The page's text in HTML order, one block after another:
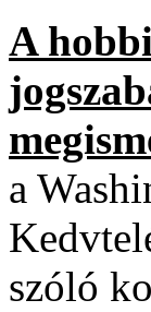
A
a
szóló